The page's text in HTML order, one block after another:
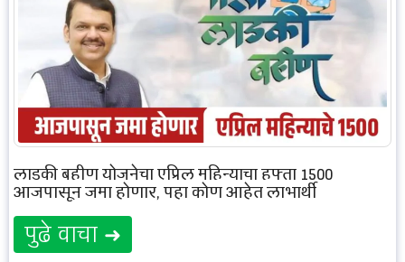
लाडकी बहीण योजनेचा एप्रिल महिन्याचा हफ्ता 1500
आजपासून जमा होणार, पहा कोण आहेत लाभार्थी
पुढे वाचा ➜